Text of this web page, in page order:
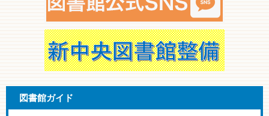
図書館ガイド